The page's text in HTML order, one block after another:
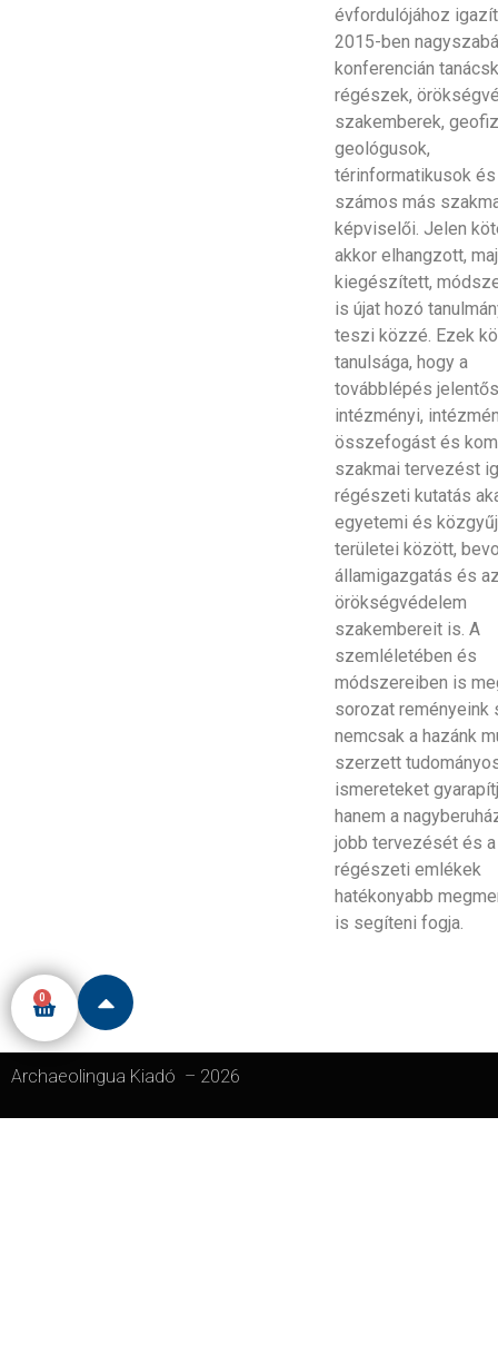
évfordulójához
2015-ben
konferencián
régészek,
szakemberek,
geológusok,
térinformatikusok és
számos más
képviselői. Jelen
akkor elhangzott,
kiegészített,
is újat hozó
teszi közzé. Ezek
tanulsága, hogy a
továbblépés
intézményi,
összefogást és
szakmai tervezést
régészeti kutatás
egyetemi és
területei között,
államigazgatás és
örökségvédelem
szakembereit is. A
szemléletében és
módszereiben is
sorozat reményeink
nemcsak a hazánk
szerzett
ismereteket
hanem a
jobb tervezését és a
régészeti emlékek
hatékonyabb
is segíteni fogja.
0
Archaeolingua Kiadó – 2026